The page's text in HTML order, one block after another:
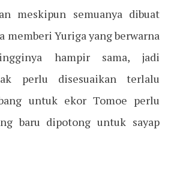
meskipun semuanya dibuat
memberi Yuriga yang berwarna
hampir sama, jadi
perlu disesuaikan terlalu
untuk ekor Tomoe perlu
baru dipotong untuk sayap